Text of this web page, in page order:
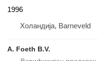
1996
Холандија, Barneveld
A. Foeth B.V.